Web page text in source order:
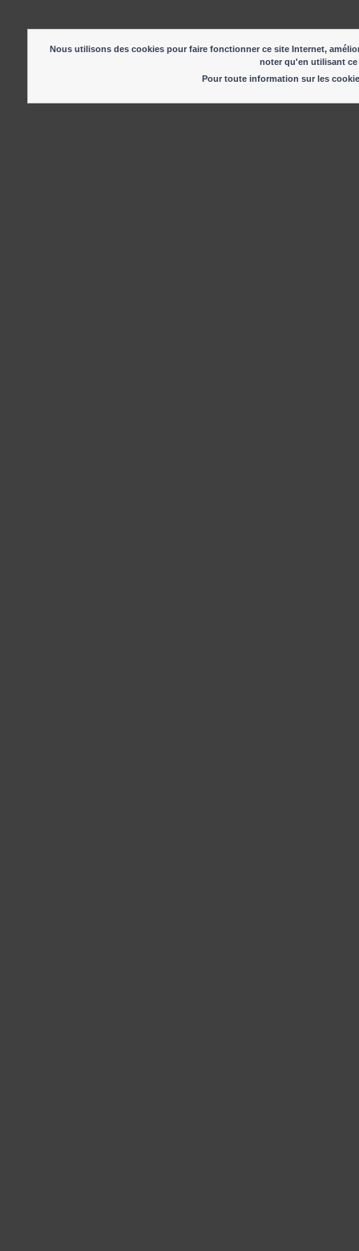
Nous utilisons des cookies pour faire fonctionner ce site Internet,
noter qu'en utilisant
Pour toute information sur les